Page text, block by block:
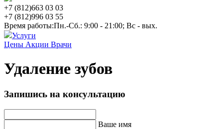
+7 (812)663 03 03
+7 (812)996 03 55
Время работы:Пн.-Сб.: 9:00 - 21:00; Вс - вых.
Услуги
Цены Акции Врачи
Удаление зубов
Запишись на консультацию
Ваше имя